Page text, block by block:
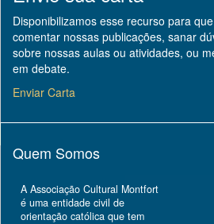
Disponibilizamos esse recurso para
comentar nossas publicações, sanar
sobre nossas aulas ou atividades, ou
em debate.
Enviar Carta
Quem Somos
A Associação Cultural Montfort
é uma entidade civil de
orientação católica que tem